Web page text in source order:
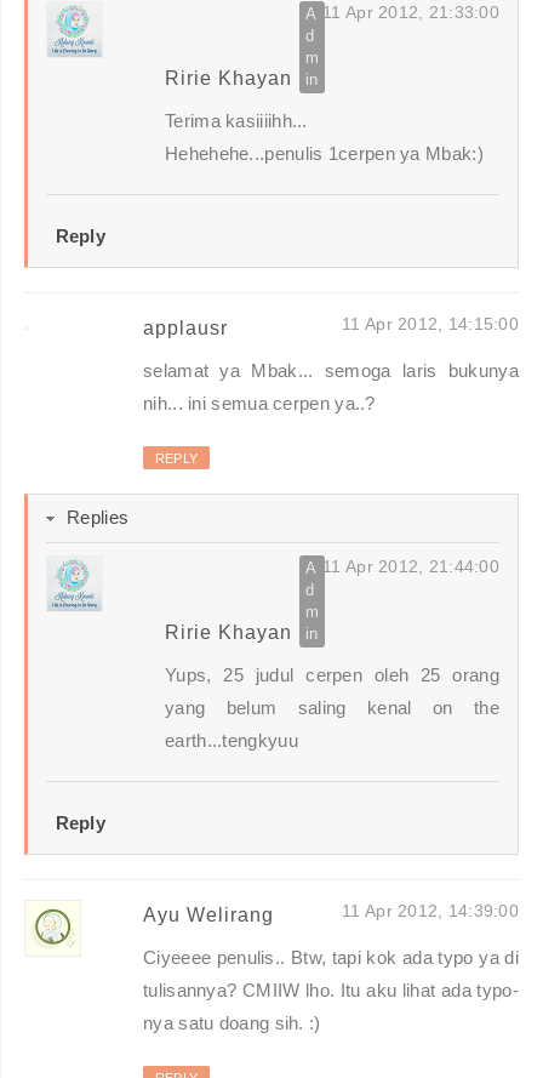
Ririe Khayan
11 Apr 2012, 21:33:00
Terima kasiiiihh...
Hehehehe...penulis 1cerpen ya Mbak:)
Reply
applausr 11 Apr 2012, 14:15:00
selamat ya Mbak... semoga laris bukunya
nih... ini semua cerpen ya..?
REPLY
Replies
Ririe Khayan
11 Apr 2012, 21:44:00
Yups, 25 judul cerpen oleh 25 orang
yang belum saling kenal on the
earth...tengkyuu
Reply
Ayu Welirang 11 Apr 2012, 14:39:00
Ciyeeee penulis.. Btw, tapi kok ada typo ya di
tulisannya? CMIIW lho. Itu aku lihat ada typo-
nya satu doang sih. :)